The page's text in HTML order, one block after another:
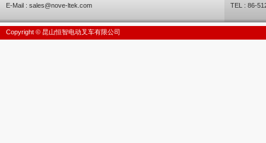
E-Mail : sales@nove-ltek.com
TEL : 86-
Copyright © 昆山恒智电动叉车有限公司